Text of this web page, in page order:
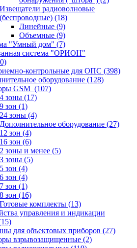
Извещатели радиоволновые
(беспроводные) (18)
Линейные (9)
Объемные (9)
"Умный дом" (7)
система "ОРИОН"
контрольные для ОПС (398)
оборудование (128)
GSM (107)
4 зоны (17)
9 зон (1)
24 зоны (4)
Дополнительное оборудование (27)
12 зон (4)
16 зон (6)
2 зоны и менее (5)
3 зоны (5)
5 зон (4)
6 зон (4)
7 зон (1)
8 зон (16)
Готовые комплекты (13)
управления и индикации
для объектовых приборов (27)
взрывозащищенные (2)